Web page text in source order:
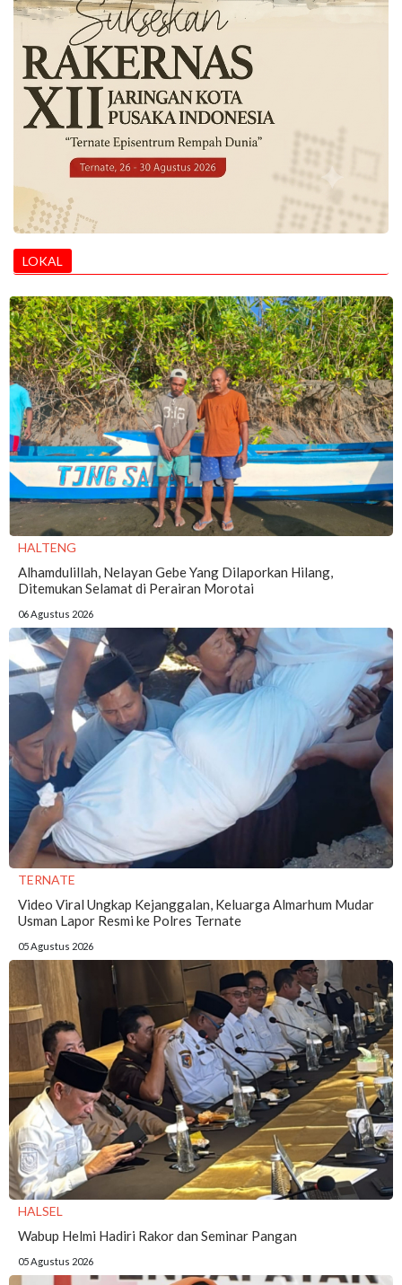
LOKAL
HALTENG
Alhamdulillah, Nelayan Gebe Yang Dilaporkan Hilang,
Ditemukan Selamat di Perairan Morotai
06 Agustus 2026
TERNATE
Video Viral Ungkap Kejanggalan, Keluarga Almarhum Mudar
Usman Lapor Resmi ke Polres Ternate
05 Agustus 2026
HALSEL
Wabup Helmi Hadiri Rakor dan Seminar Pangan
05 Agustus 2026